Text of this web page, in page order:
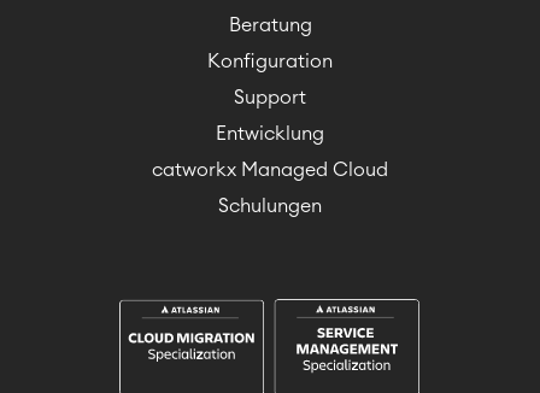
Beratung
Konfiguration
Support
Entwicklung
catworkx Managed Cloud
Schulungen